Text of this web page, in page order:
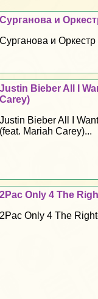
Сурганова и
Сурганова и Оркестр
Justin Bieber All I
Carey)
Justin Bieber All I
(feat. Mariah Carey)...
2Pac Only 4 The
2Pac Only 4 The